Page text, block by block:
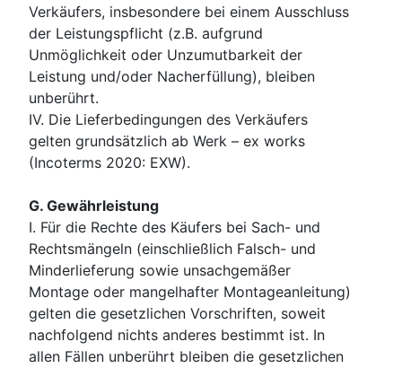
Verkäufers, insbesondere bei einem Ausschluss
der Leistungspflicht (z.B. aufgrund
Unmöglichkeit oder Unzumutbarkeit der
Leistung und/oder Nacherfüllung), bleiben
unberührt.
IV. Die Lieferbedingungen des Verkäufers
gelten grundsätzlich ab Werk – ex works
(Incoterms 2020: EXW).
G. Gewährleistung
I. Für die Rechte des Käufers bei Sach- und
Rechtsmängeln (einschließlich Falsch- und
Minderlieferung sowie unsachgemäßer
Montage oder mangelhafter Montageanleitung)
gelten die gesetzlichen Vorschriften, soweit
nachfolgend nichts anderes bestimmt ist. In
allen Fällen unberührt bleiben die gesetzlichen